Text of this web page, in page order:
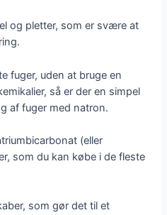
og pletter, som er svære at
fuger, uden at bruge en
så er der en simpel
af fuger med natron.
(eller
som du kan købe i de fleste
som gør det til et